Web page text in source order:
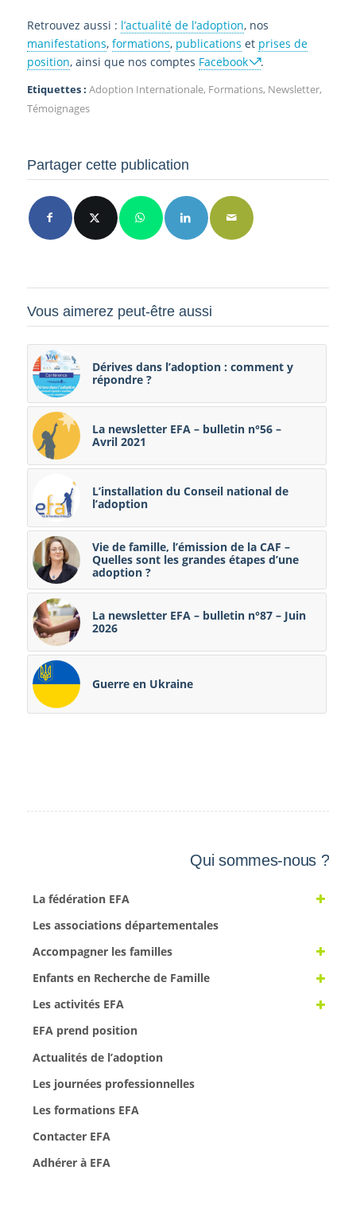
Retrouvez aussi : l’actualité de l’adoption, nos
manifestations, formations, publications et prises de
position, ainsi que nos comptes Facebook .
Etiquettes : Adoption Internationale, Formations, Newsletter,
Témoignages
Partager cette publication
Vous aimerez peut-être aussi
Dérives dans l’adoption : comment y
répondre ?
La newsletter EFA – bulletin n°56 –
Avril 2021
L’installation du Conseil national de
l’adoption
Vie de famille, l’émission de la CAF –
Quelles sont les grandes étapes d’une
adoption ?
La newsletter EFA – bulletin n°87 – Juin
2026
Guerre en Ukraine
Qui sommes-nous ?
La fédération EFA
Les associations départementales
Accompagner les familles
Enfants en Recherche de Famille
Les activités EFA
EFA prend position
Actualités de l’adoption
Les journées professionnelles
Les formations EFA
Contacter EFA
Adhérer à EFA